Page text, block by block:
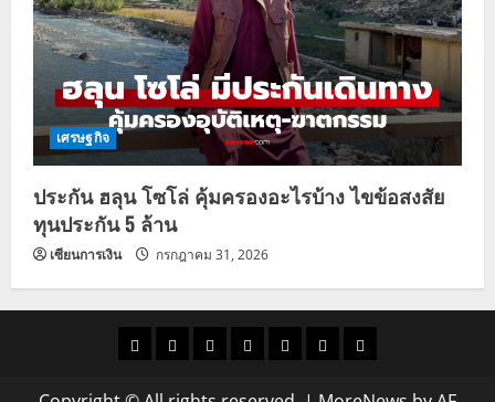
เศรษฐกิจ
ประกัน ฮลุน โซโล่ คุ้มครองอะไรบ้าง ไขข้อสงสัย
ทุนประกัน 5 ล้าน
เซียนการเงิน กรกฎาคม 31, 2026
ราคาแนว
ข่าว
ข่าว
ดูด
ที่
ผู้ชาย